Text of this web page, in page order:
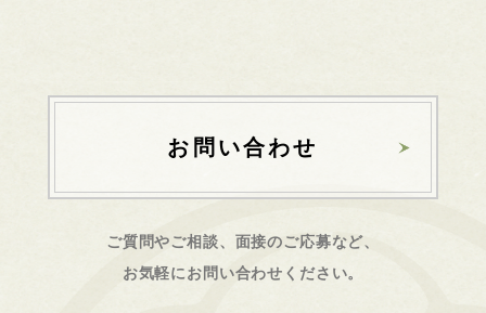
お問い合わせ
ご質問やご相談、面接のご応募など、
お気軽にお問い合わせください。